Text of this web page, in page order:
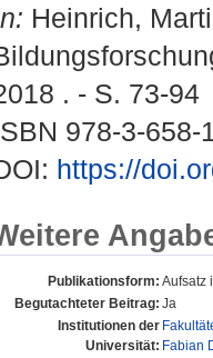
Heinrich,
. - S. 73-94
978-3-658-
https://
Publikationsform: Aufsatz
Begutachteter Beitrag: Ja
Institutionen der
Universität: Fabian